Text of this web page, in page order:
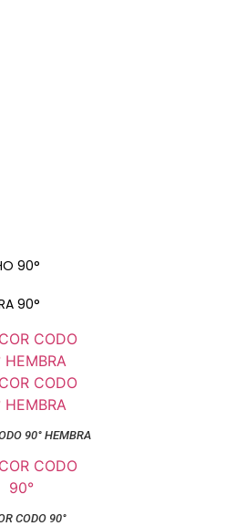
90°
90°
90° HEMBRA
CODO 90°